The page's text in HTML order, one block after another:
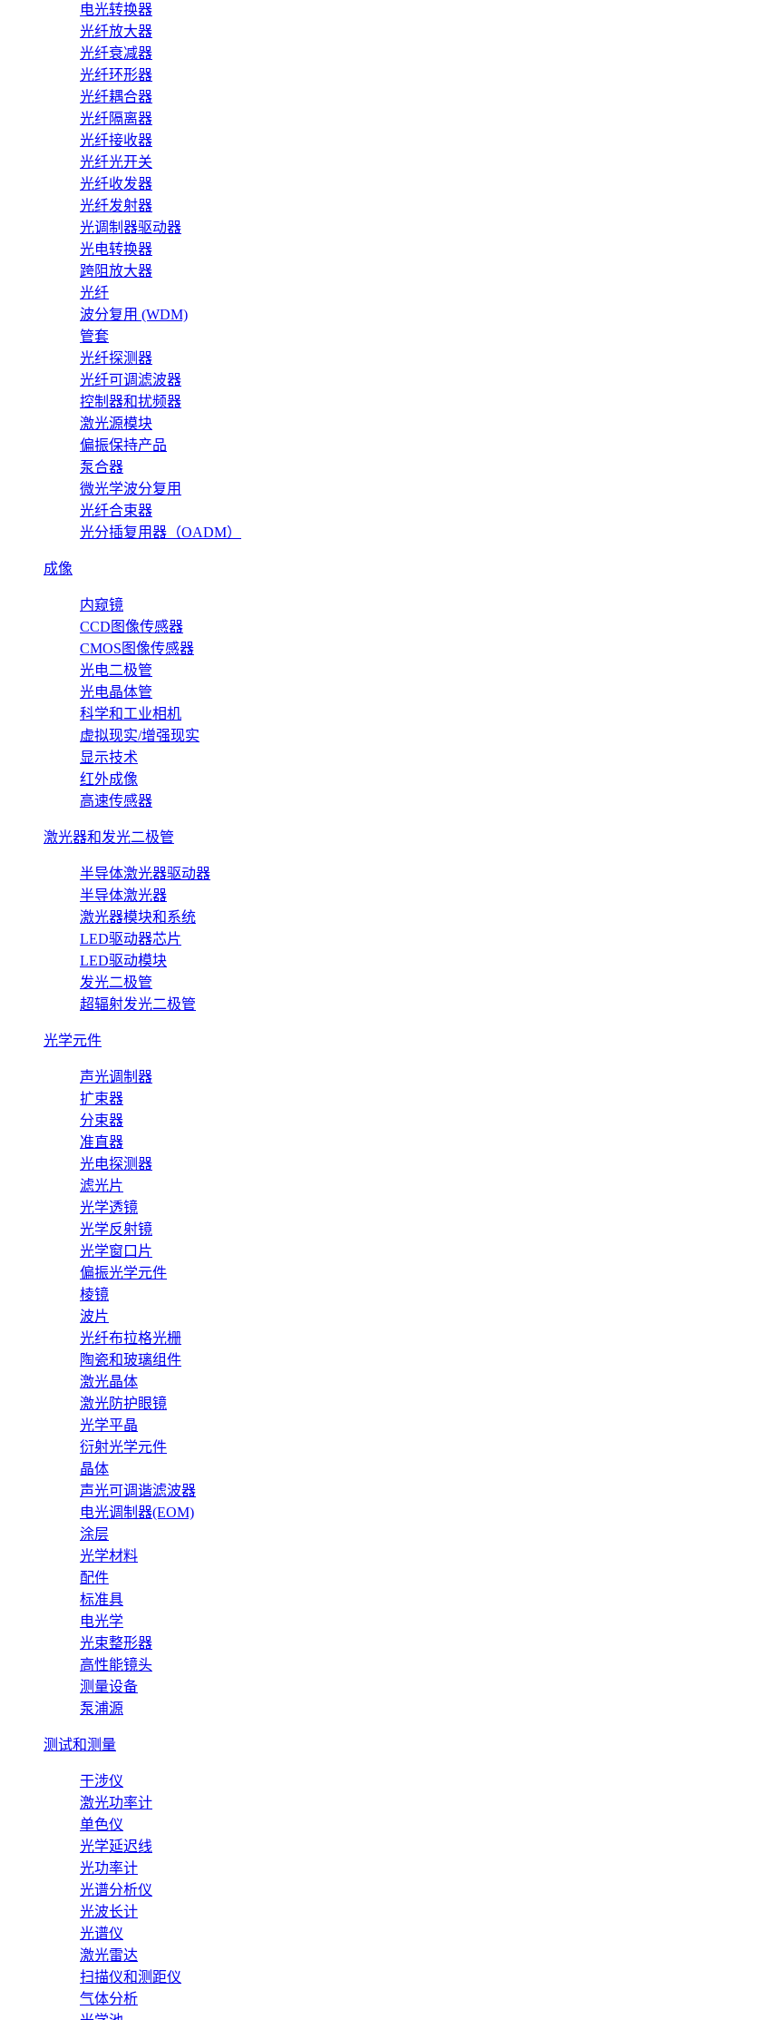
电光转换器
光纤放大器
光纤衰减器
光纤环形器
光纤耦合器
光纤隔离器
光纤接收器
光纤光开关
光纤收发器
光纤发射器
光调制器驱动器
光电转换器
跨阻放大器
光纤
波分复用 (WDM)
管套
光纤探测器
光纤可调滤波器
控制器和扰频器
激光源模块
偏振保持产品
泵合器
微光学波分复用
光纤合束器
光分插复用器（OADM）
成像
内窥镜
CCD图像传感器
CMOS图像传感器
光电二极管
光电晶体管
科学和工业相机
虚拟现实/增强现实
显示技术
红外成像
高速传感器
激光器和发光二极管
半导体激光器驱动器
半导体激光器
激光器模块和系统
LED驱动器芯片
LED驱动模块
发光二极管
超辐射发光二极管
光学元件
声光调制器
扩束器
分束器
准直器
光电探测器
滤光片
光学透镜
光学反射镜
光学窗口片
偏振光学元件
棱镜
波片
光纤布拉格光栅
陶瓷和玻璃组件
激光晶体
激光防护眼镜
光学平晶
衍射光学元件
晶体
声光可调谐滤波器
电光调制器(EOM)
涂层
光学材料
配件
标准具
电光学
光束整形器
高性能镜头
测量设备
泵浦源
测试和测量
干涉仪
激光功率计
单色仪
光学延迟线
光功率计
光谱分析仪
光波长计
光谱仪
激光雷达
扫描仪和测距仪
气体分析